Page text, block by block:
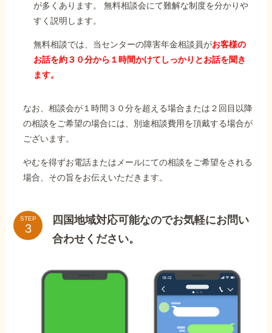
が多くあります。 無料相談会にて難解な制度を分かりや
すく説明します。
無料相談では、当センターの障害年金相談員がお客様の
お話を約３０分から１時間かけてしっかりとお話を聞き
ます。
なお、相談会が１時間３０分を超える場合または２回目以降
の相談をご希望の場合には、別途相談費用を頂戴する場合が
ございます。
やむを得ずお電話またはメールにての相談をご希望をされる
場合、その旨をお伝えいただきます。
STEP
四国地域対応可能なのでお気軽にお問い
合わせください。